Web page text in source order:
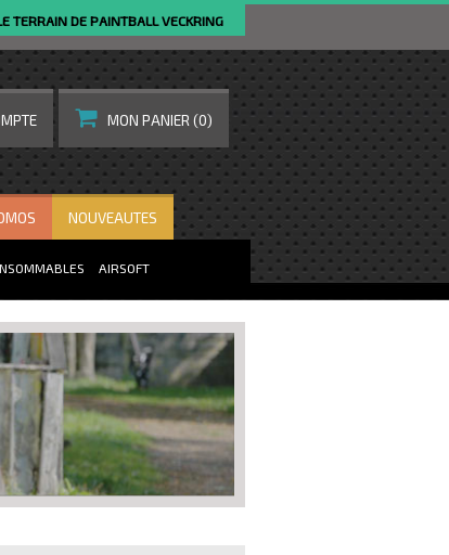
TERRAIN DE PAINTBALL VECKRING
MON PANIER (0)
AIRSOFT
NOUVEAUTES